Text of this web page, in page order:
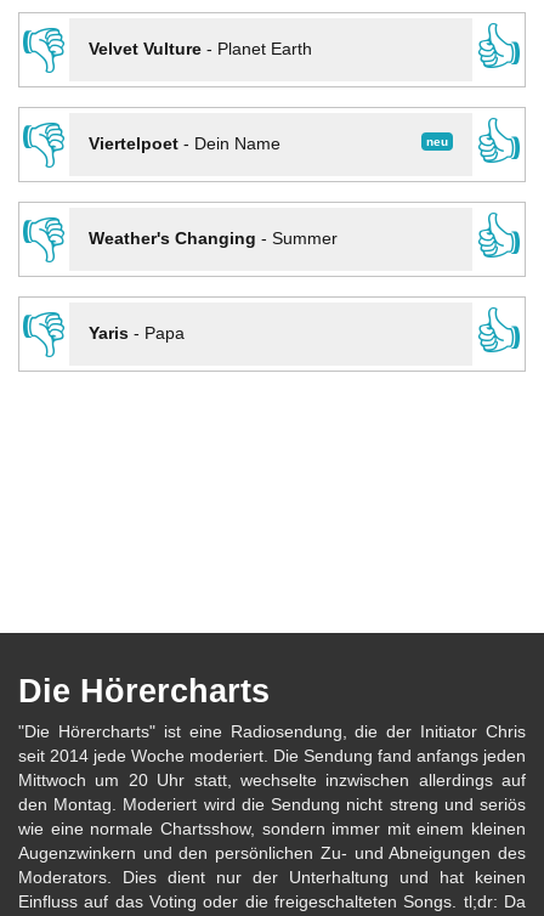
👎
Velvet Vulture- Planet Earth
👍
👎
neu
Viertelpoet- Dein Name
👍
👎
Weather's Changing - Summer
👍
👎
Yaris- Papa 👍
Die Hörercharts
"Die Hörercharts" ist eine Radiosendung, die der Initiator Chris
seit 2014 jede Woche moderiert. Die Sendung fand anfangs jeden
Mittwoch um 20 Uhr statt, wechselte inzwischen allerdings auf
den Montag. Moderiert wird die Sendung nicht streng und seriös
wie eine normale Chartsshow, sondern immer mit einem kleinen
Augenzwinkern und den persönlichen Zu- und Abneigungen des
Moderators. Dies dient nur der Unterhaltung und hat keinen
Einfluss auf das Voting oder die freigeschalteten Songs. tl;dr: Da